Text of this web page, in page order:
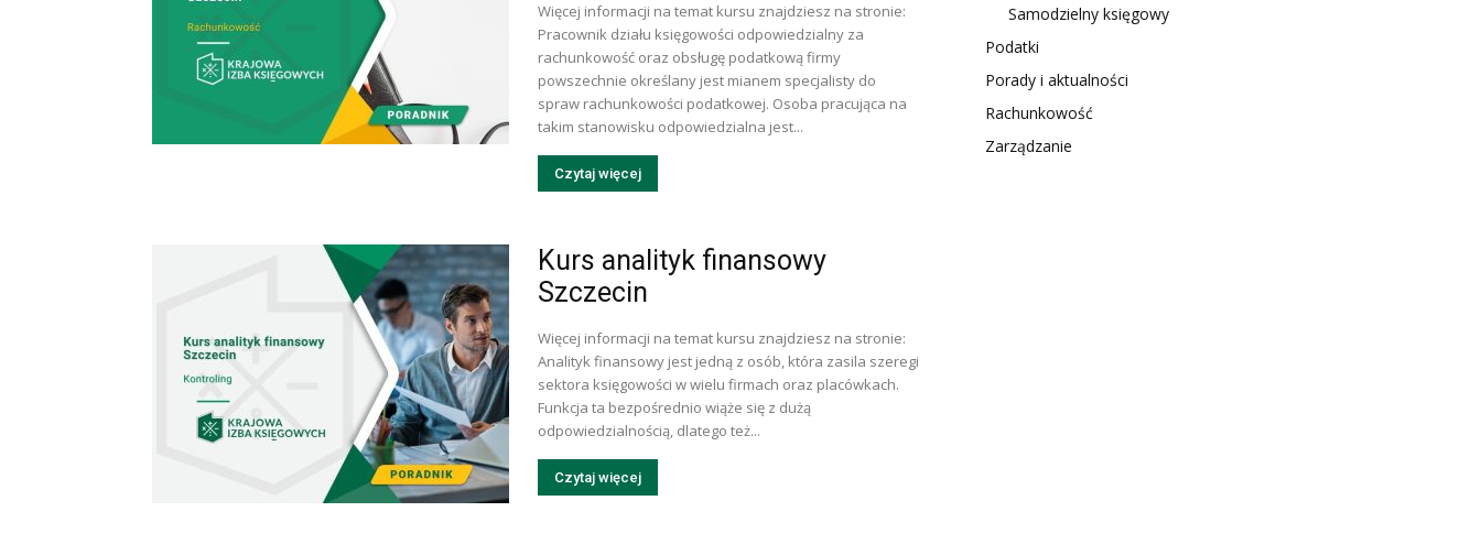
Więcej informacji na temat kursu znajdziesz na stronie:
Pracownik działu księgowości odpowiedzialny za
rachunkowość oraz obsługę podatkową firmy
powszechnie określany jest mianem specjalisty do
spraw rachunkowości podatkowej. Osoba pracująca na
takim stanowisku odpowiedzialna jest...
Czytaj więcej
Kurs analityk finansowy
Szczecin
Więcej informacji na temat kursu znajdziesz na stronie:
Analityk finansowy jest jedną z osób, która zasila szeregi
sektora księgowości w wielu firmach oraz placówkach.
Funkcja ta bezpośrednio wiąże się z dużą
odpowiedzialnością, dlatego też...
Czytaj więcej
Samodzielny księgowy
Podatki
Porady i aktualności
Rachunkowość
Zarządzanie